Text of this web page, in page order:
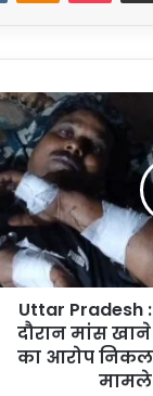
Uttar Pradesh :
दौरान मांस
का आरोप
मामले